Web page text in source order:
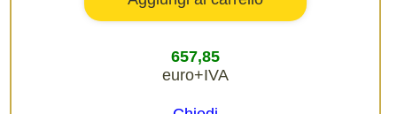
657,85
euro+IVA